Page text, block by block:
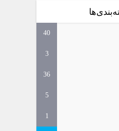
40
3
36
5
1